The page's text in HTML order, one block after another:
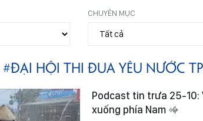
CHUYÊN MỤC
#ĐẠI HỘI THI ĐUA YÊU NƯỚC
Podcast tin trưa 25-10:
xuống phía Nam